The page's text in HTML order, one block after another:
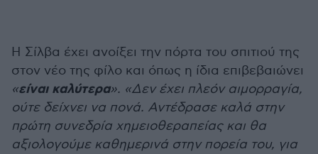
Η Σίλβα έχει ανοίξει την πόρτα του σπιτιού της
στον νέο της φίλο και όπως η ίδια επιβεβαιώνει
«είναι καλύτερα». «Δεν έχει πλεόν αιμορραγία,
ούτε δείχνει να πονά. Αντέδρασε καλά στην
πρώτη συνεδρία χημειοθεραπείας και θα
αξιολογούμε καθημερινά στην πορεία του, για